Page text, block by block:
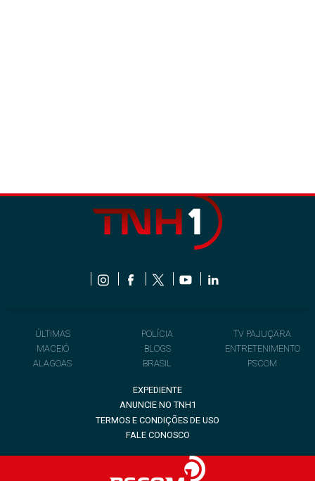
ÚLTIMAS
MACEIÓ
ALAGOAS
POLÍCIA
BLOGS
BRASIL
TV PAJUÇARA
ENTRETENIMENTO
PSCOM
EXPEDIENTE
ANUNCIE NO TNH1
TERMOS E CONDIÇÕES DE USO
FALE CONOSCO